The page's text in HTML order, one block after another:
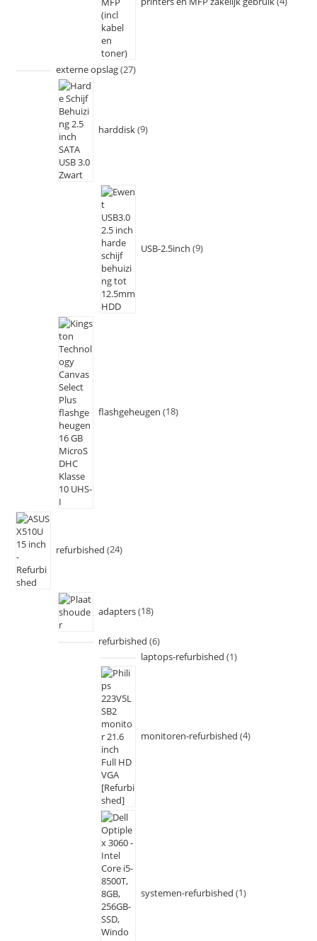
externe opslag 27
harddisk 9
USB-2.5inch 9
flashgeheugen 18
refurbished 24
adapters 18
refurbished 6
laptops-refurbished 1
monitoren-refurbished 4
systemen-refurbished 1